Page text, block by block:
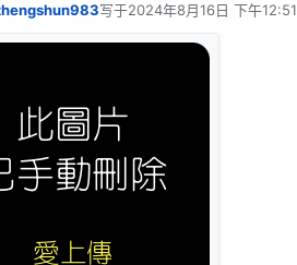
写于2024年8月16日 下午12:51
最后由 zhengshun983 编辑